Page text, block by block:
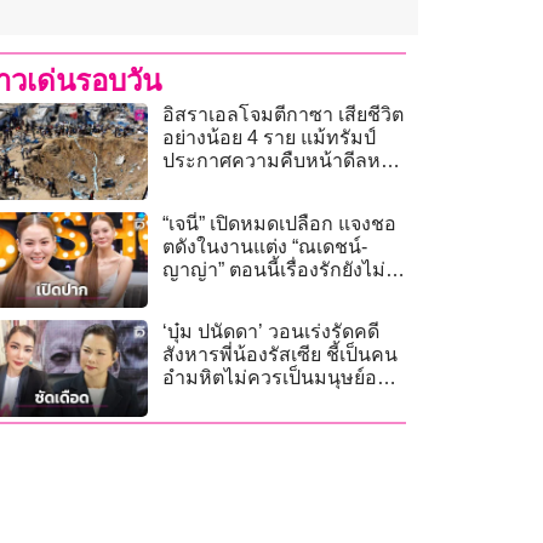
วเด่นรอบวัน
อิสราเอลโจมตีกาซา เสียชีวิต
อย่างน้อย 4 ราย แม้ทรัมป์
ประกาศความคืบหน้าดีลหยุด
“เจนี่” เปิดหมดเปลือก แจงชอ
ตดังในงานแต่ง “ณเดชน์-
ญาญ่า” ตอนนี้เรื่องรักยังไม่
‘บุ๋ม ปนัดดา’ วอนเร่งรัดคดี
สังหารพี่น้องรัสเซีย ชี้เป็นคน
อำมหิตไม่ควรเป็นมนุษย์อยู่